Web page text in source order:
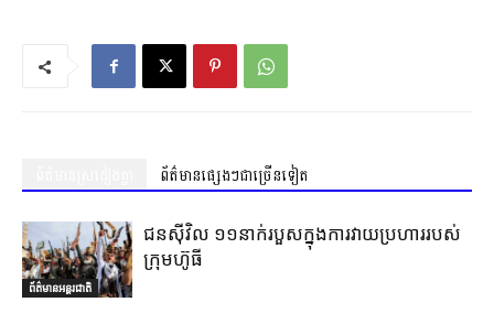
ព័ត៌មានផ្សេងៗជាច្រើនទៀត
ព័ត៌មានអន្តរជាតិ
ជនស៊ីវិល ១១នាក់របួសក្នុងការវាយប្រហាររបស់
ក្រុមហ៊ូធី